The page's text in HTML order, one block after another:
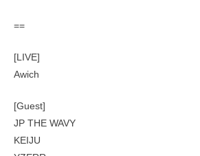
==
[LIVE]
Awich
[Guest]
JP THE WAVY
KEIJU